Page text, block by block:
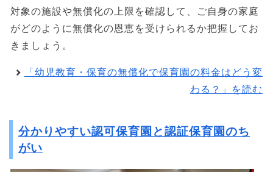
対象の施設や無償化の上限を確認して、ご自身の家庭
がどのように無償化の恩恵を受けられるか把握してお
きましょう。
「幼児教育・保育の無償化で保育園の料金はどう変
わる？」を読む
分かりやすい認可保育園と認証保育園のち
がい